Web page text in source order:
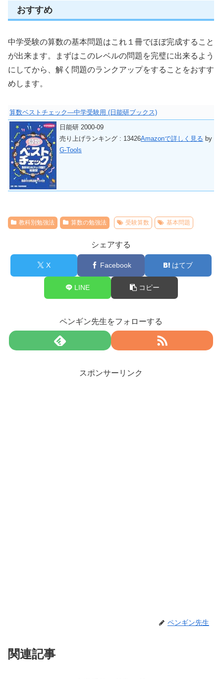
おすすめ
中学受験の算数の基本問題はこれ１冊でほぼ完成すること
が出来ます。まずはこのレベルの問題を完璧に出来るよう
にしてから、解く問題のランクアップをすることをおすす
めします。
算数ベストチェック―中学受験用 (日能研ブックス)
日能研 2000-09
売り上げランキング : 13426Amazonで詳しく見る by
G-Tools
教科別勉強法 算数の勉強法 受験算数 基本問題
シェアする
X Facebook はてブ
LINE コピー
ペンギン先生をフォローする
スポンサーリンク
ペンギン先生
関連記事